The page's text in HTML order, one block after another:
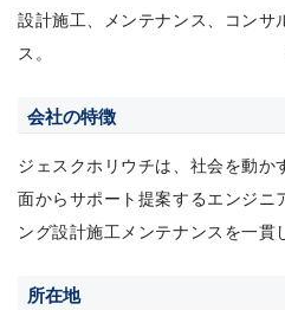
設計施工、メンテナンス、コンサ
ス。 （本社：
会社の特徴
ジェスクホリウチは、社会を動
面からサポート提案するエンジニ
ング設計施工メンテナンスを一貫
所在地